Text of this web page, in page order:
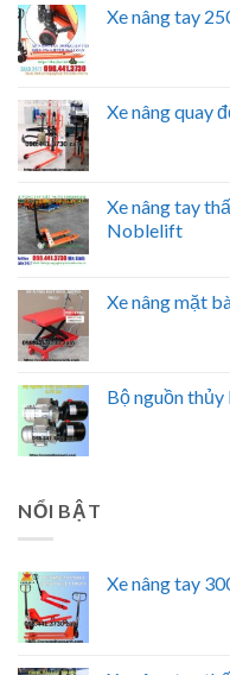
Xe nâng tay
Xe nâng quay
Xe nâng tay
Noblelift
Xe nâng mặt
Bộ nguồn
NỔI BẬT
Xe nâng tay